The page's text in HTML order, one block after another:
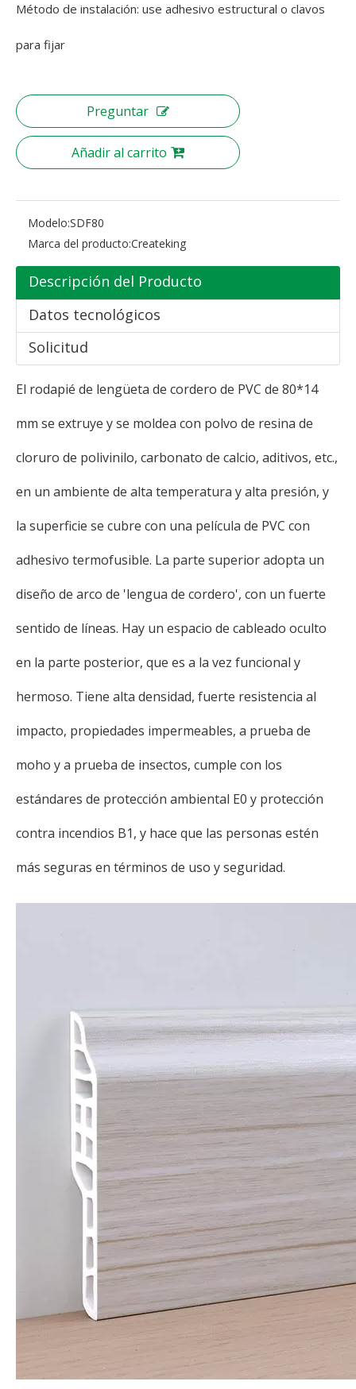
Método de instalación: use adhesivo estructural o clavos
para fijar
Preguntar
Añadir al carrito
Modelo:SDF80
Marca del producto:Createking
Descripción del Producto
Datos tecnológicos
Solicitud
El rodapié de lengüeta de cordero de PVC de 80*14
mm se extruye y se moldea con polvo de resina de
cloruro de polivinilo, carbonato de calcio, aditivos, etc.,
en un ambiente de alta temperatura y alta presión, y
la superficie se cubre con una película de PVC con
adhesivo termofusible. La parte superior adopta un
diseño de arco de 'lengua de cordero', con un fuerte
sentido de líneas. Hay un espacio de cableado oculto
en la parte posterior, que es a la vez funcional y
hermoso. Tiene alta densidad, fuerte resistencia al
impacto, propiedades impermeables, a prueba de
moho y a prueba de insectos, cumple con los
estándares de protección ambiental E0 y protección
contra incendios B1, y hace que las personas estén
más seguras en términos de uso y seguridad.